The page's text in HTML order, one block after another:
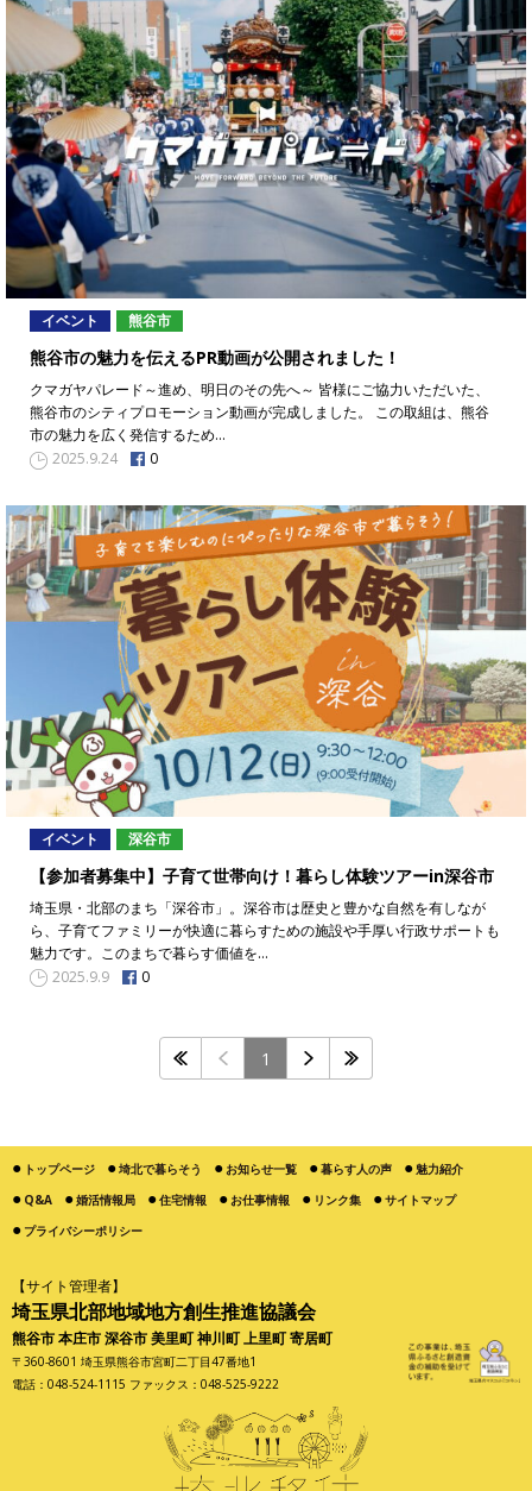
イベント 熊谷市
熊谷市の魅力を伝えるPR動画が公開されました！
クマガヤパレード～進め、明日のその先へ～ 皆様にご協力いただいた、
熊谷市のシティプロモーション動画が完成しました。 この取組は、熊谷
市の魅力を広く発信するため…
2025.9.24
0
イベント 深谷市
【参加者募集中】子育て世帯向け！暮らし体験ツアーin深谷市
埼玉県・北部のまち「深谷市」。深谷市は歴史と豊かな自然を有しなが
ら、子育てファミリーが快適に暮らすための施設や手厚い行政サポートも
魅力です。このまちで暮らす価値を…
2025.9.9
0
1
トップページ 埼北で暮らそう お知らせ一覧 暮らす人の声
魅力紹介
Q&A
婚活情報局 住宅情報 お仕事情報 リンク集
サイトマップ
プライバシーポリシー
【サイト管理者】
埼玉県北部地域地方創生推進協議会
熊谷市 本庄市 深谷市 美里町 神川町 上里町 寄居町
〒360-8601 埼玉県熊谷市宮町二丁目47番地1
電話：048-524-1115 ファックス：048-525-9222